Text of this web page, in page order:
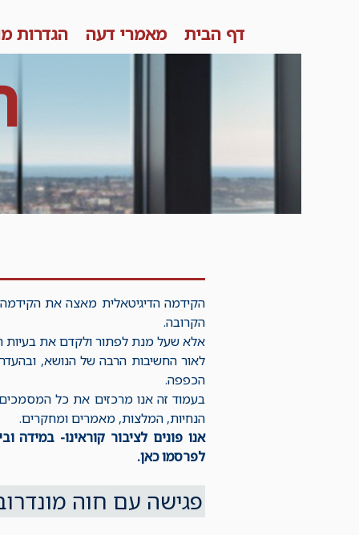
דף הבית מאמרי דעה הגדרות
הקידמה הדיגיטאלית מאצה את
הקרובה.
אלא שעל מנת לפתור ולקדם את בעיות
לאור החשיבות הרבה של הנושא,
הכפפה.
בעמוד זה אנו מרכזים את כל
הנחיות, המלצות, מאמרים ומחקרים.
אנו פונים לציבור קוראינו-
לפרסמו כאן.
פגישה עם חוה